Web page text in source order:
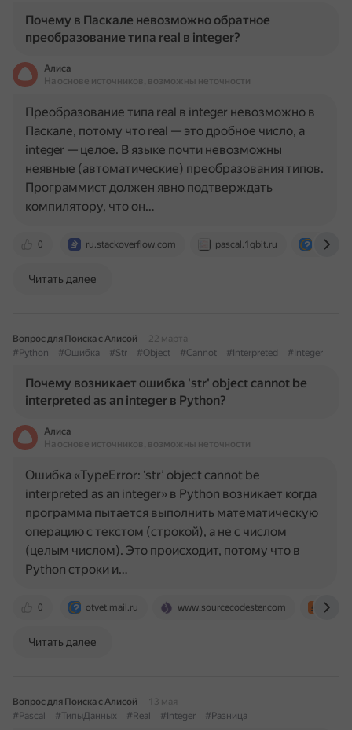
Почему в Паскале невозможно обратное
преобразование типа real в integer?
Алиса
На основе источников, возможны неточности
0 ru.stackoverflow.com pascal.1qbit.ru
Преобразование типа real в integer невозможно в
Паскале, потому что real — это дробное число, а
integer — целое. В языке почти невозможны
неявные (автоматические) преобразования типов.
Программист должен явно подтверждать
компилятору, что он…
Читать далее
Вопрос для Поиска с Алисой
22 марта
#Python
#Ошибка #Str #Object #Cannot #Interpreted #Integer
Почему возникает ошибка 'str' object cannot be
interpreted as an integer в Python?
Алиса
На основе источников, возможны неточности
0 otvet.mail.ru www.sourcecodester.com
Ошибка «TypeError: ‘str’ object cannot be
interpreted as an integer» в Python возникает когда
программа пытается выполнить математическую
операцию с текстом (строкой), а не с числом
(целым числом). Это происходит, потому что в
Python строки и…
Читать далее
Вопрос для Поиска с Алисой
13 мая
#Pascal
#ТипыДанных #Real #Integer #Разница